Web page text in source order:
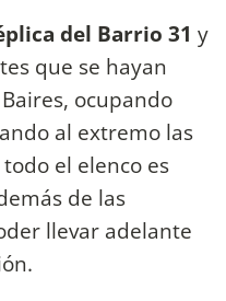
del Barrio 31 y
que se hayan
ocupando
al extremo las
todo el elenco es
de las
llevar adelante